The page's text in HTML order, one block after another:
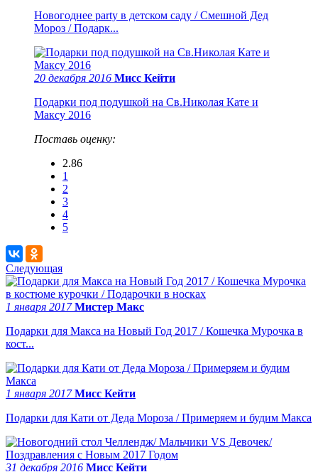
Новогоднее party в детском саду / Смешной Дед
Мороз / Подарк...
20 декабря 2016 Мисс Кейти
Подарки под подушкой на Св.Николая Кате и
Максу 2016
Поставь оценку:
2.86
1
2
3
4
5
Следующая
1 января 2017Мистер Макс
Подарки для Макса на Новый Год 2017 / Кошечка Мурочка в
кост...
1 января 2017Мисс Кейти
Подарки для Кати от Деда Мороза / Примеряем и будим Макса
31 декабря 2016 Мисс Кейти